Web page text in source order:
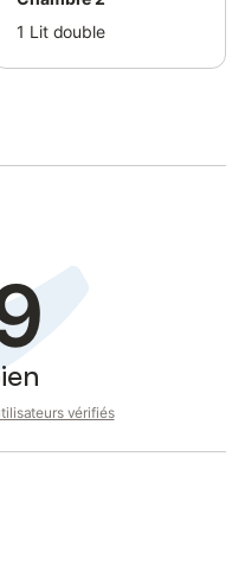
électrique
1 Lit double
vérifiés